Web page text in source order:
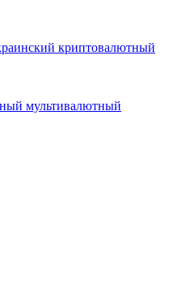
криптовалютный
мультивалютный